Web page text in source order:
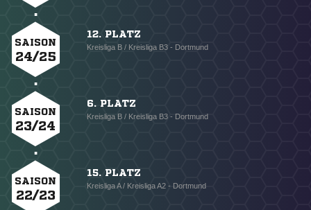
SAISON
24/25
12. PLATZ
Kreisliga B / Kreisliga B3 - Dortmund
SAISON
23/24
6. PLATZ
Kreisliga B / Kreisliga B3 - Dortmund
SAISON
22/23
15. PLATZ
Kreisliga A / Kreisliga A2 - Dortmund